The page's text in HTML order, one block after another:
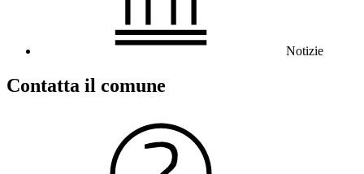
Notizie
Contatta il comune